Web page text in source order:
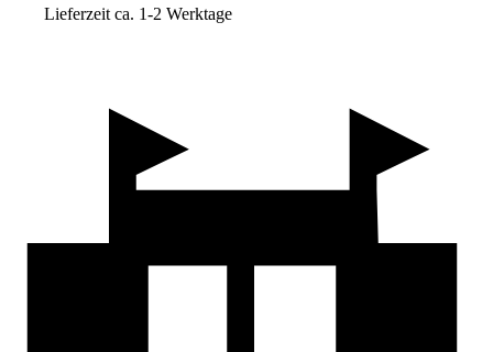
Lieferzeit ca. 1-2 Werktage